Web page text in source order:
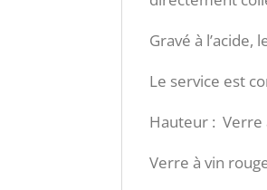
Gravé à
Le service est
Hauteur : Verre
Verre à vin